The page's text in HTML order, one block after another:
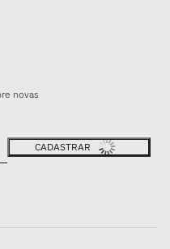
novas
CADASTRAR
e aPolítica de privacidadee os